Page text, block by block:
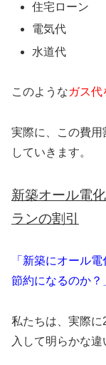
住宅ローン
電気代
水道代
このようなガス
実際に、この費
していきます。
新築オール電
ランの割引
「新築にオール
節約になるのか？
私たちは、実際
入して明らかな違